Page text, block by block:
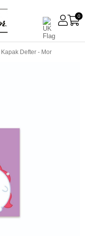
0
Defter - Mor